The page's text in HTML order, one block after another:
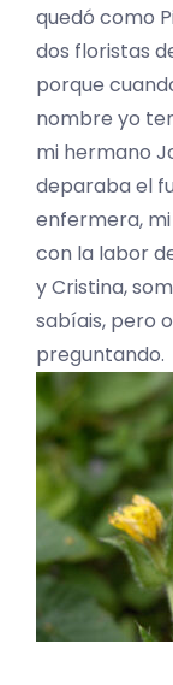
quedó como
dos floristas
porque
nombre yo
mi hermano
deparaba el
enfermera,
con la labor
y Cristina,
sabíais, pero
preguntando.